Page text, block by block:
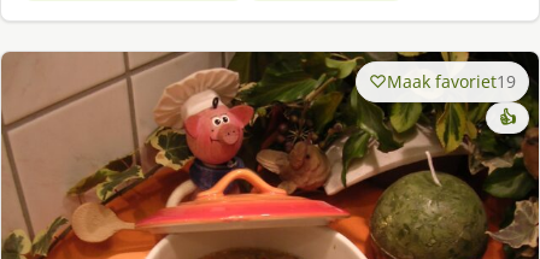
Maak favoriet19
👍